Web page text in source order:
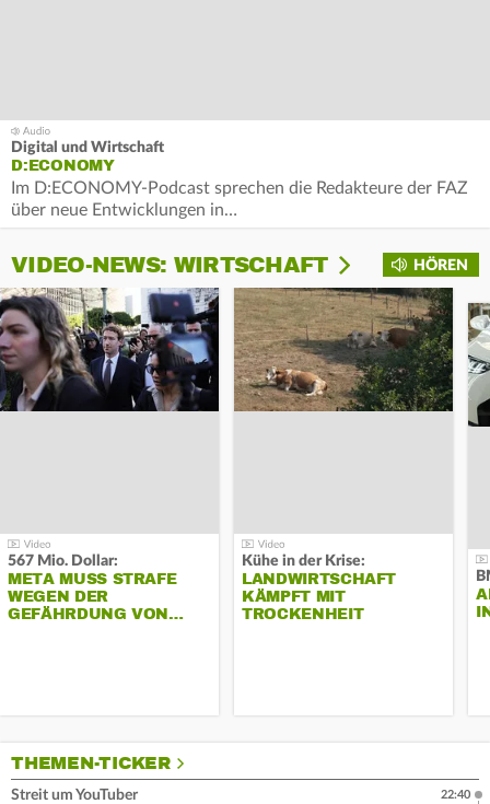
Digital und Wirtschaft
D:ECONOMY
Im D:ECONOMY-Podcast sprechen die Redakteure der FAZ
über neue Entwicklungen in…
HÖREN
VIDEO-NEWS: WIRTSCHAFT
567 Mio. Dollar:
META MUSS STRAFE
WEGEN DER
GEFÄHRDUNG VON…
Kühe in der Krise:
LANDWIRTSCHAFT
KÄMPFT MIT
TROCKENHEIT
THEMEN-TICKER
Streit um YouTuber
22:40